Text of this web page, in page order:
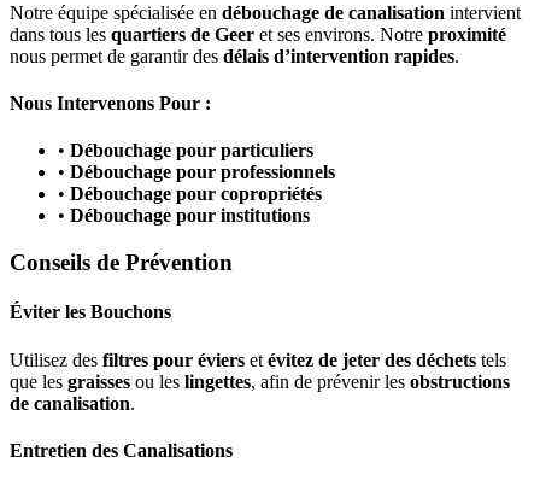
Notre équipe spécialisée en débouchage de canalisation intervient
dans tous les quartiers de Geer et ses environs. Notre proximité
nous permet de garantir des délais d’intervention rapides.
Nous Intervenons Pour :
• Débouchage pour particuliers
• Débouchage pour professionnels
• Débouchage pour copropriétés
• Débouchage pour institutions
Conseils de Prévention
Éviter les Bouchons
Utilisez des filtres pour éviers et évitez de jeter des déchets tels
que les graisses ou les lingettes, afin de prévenir les obstructions
de canalisation.
Entretien des Canalisations